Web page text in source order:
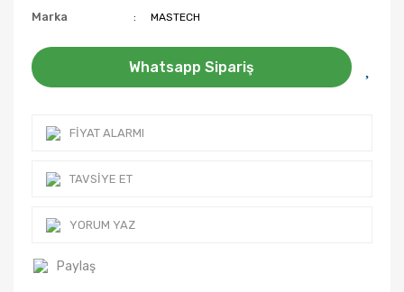
Marka MASTECH
Whatsapp Sipariş
FIYAT ALARMI
TAVSIYE ET
YORUM YAZ
Paylaş